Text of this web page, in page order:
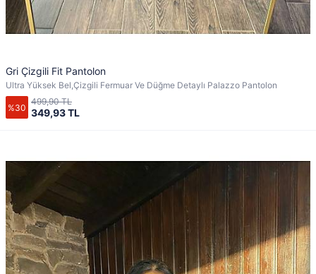
Gri Çizgili Fit Pantolon
Ultra Yüksek Bel,Çizgili Fermuar Ve Düğme Detaylı Palazzo Pantolon
%30 349,93 TL
499,90 TL